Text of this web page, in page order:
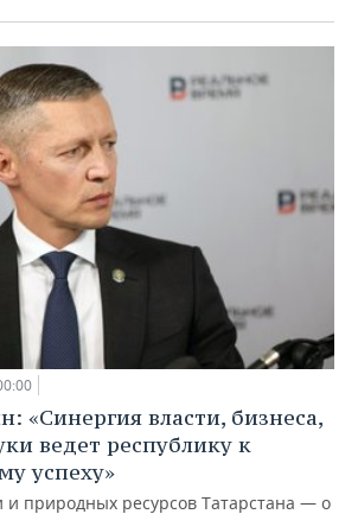
«Синергия власти, бизнеса,
ведет республику к
успеху»
и природных ресурсов Татарстана — о